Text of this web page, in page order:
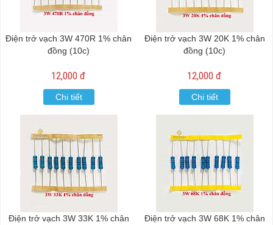
Điện trở vạch 3W 470R 1% chân
đồng (10c)
12,000 đ
Chi tiết
Điện trở vạch 3W 20K 1% chân
đồng (10c)
12,000 đ
Chi tiết
Điện trở vạch 3W 33K 1% chân
Điện trở vạch 3W 68K 1% chân